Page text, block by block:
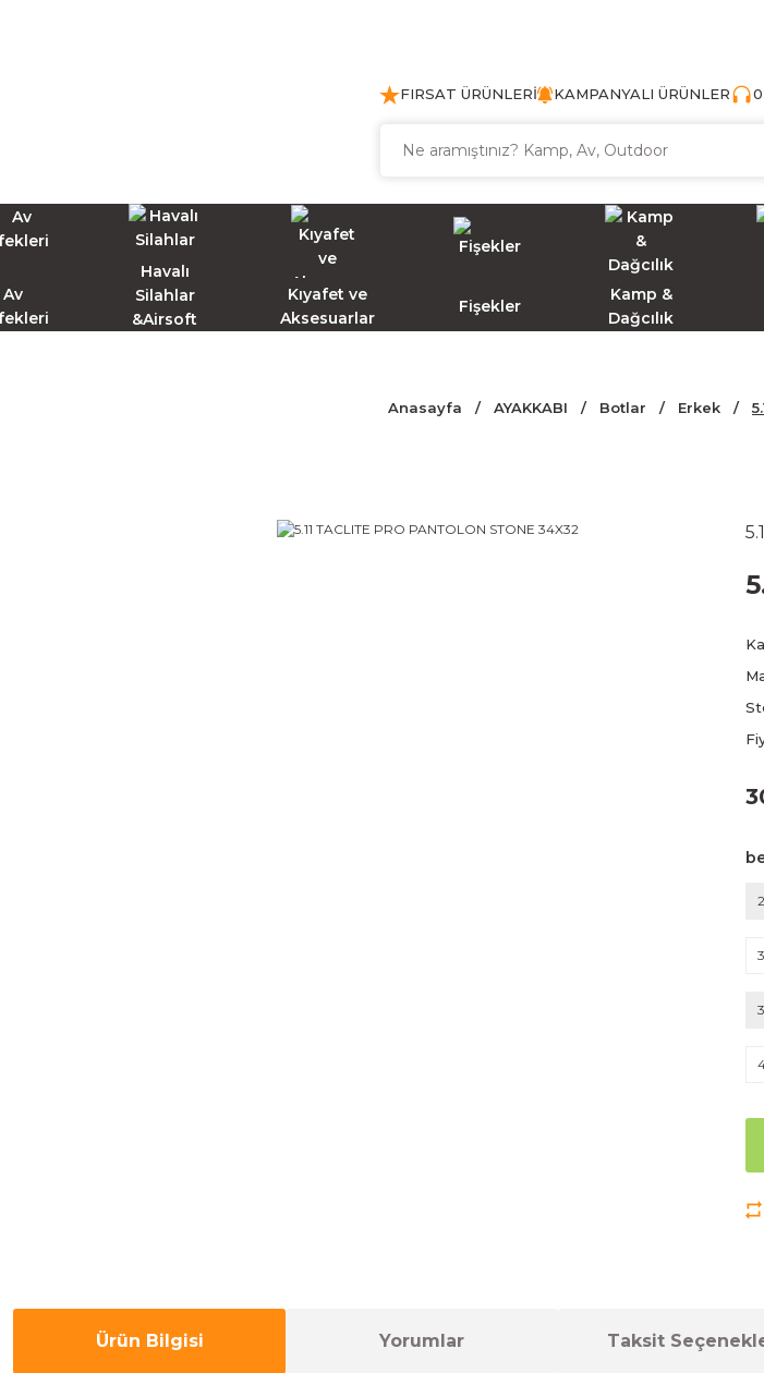
FIRSAT ÜRÜNLERİ KAMPANYALI ÜRÜNLER
Av
Havalı
Silahlar
&Airsoft
Kıyafet ve
Aksesuarlar
Fişekler
Kamp &
Dağcılık
Anasayfa AYAKKABI Botlar Erkek
Ürün Bilgisi Yorumlar Taksit